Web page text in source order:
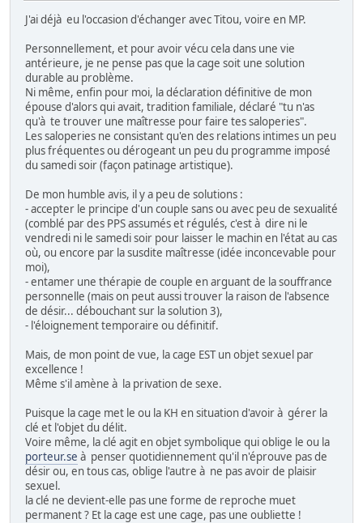
J'ai déjà eu l'occasion d'échanger avec Titou, voire en MP.
Personnellement, et pour avoir vécu cela dans une vie
antérieure, je ne pense pas que la cage soit une solution
durable au problème.
Ni même, enfin pour moi, la déclaration définitive de mon
épouse d'alors qui avait, tradition familiale, déclaré "tu n'as
qu'à te trouver une maîtresse pour faire tes saloperies".
Les saloperies ne consistant qu'en des relations intimes un peu
plus fréquentes ou dérogeant un peu du programme imposé
du samedi soir (façon patinage artistique).
De mon humble avis, il y a peu de solutions :
- accepter le principe d'un couple sans ou avec peu de sexualité
(comblé par des PPS assumés et régulés, c'est à dire ni le
vendredi ni le samedi soir pour laisser le machin en l'état au cas
où, ou encore par la susdite maîtresse (idée inconcevable pour
moi),
- entamer une thérapie de couple en arguant de la souffrance
personnelle (mais on peut aussi trouver la raison de l'absence
de désir... débouchant sur la solution 3),
- l'éloignement temporaire ou définitif.
Mais, de mon point de vue, la cage EST un objet sexuel par
excellence !
Même s'il amène à la privation de sexe.
Puisque la cage met le ou la KH en situation d'avoir à gérer la
clé et l'objet du délit.
Voire même, la clé agit en objet symbolique qui oblige le ou la
porteur.se à penser quotidiennement qu'il n'éprouve pas de
désir ou, en tous cas, oblige l'autre à ne pas avoir de plaisir
sexuel.
la clé ne devient-elle pas une forme de reproche muet
permanent ? Et la cage est une cage, pas une oubliette !